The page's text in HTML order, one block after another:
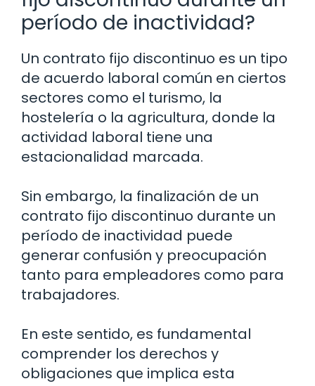
período de inactividad?
Un contrato fijo discontinuo es un tipo
de acuerdo laboral común en ciertos
sectores como el turismo, la
hostelería o la agricultura, donde la
actividad laboral tiene una
estacionalidad marcada.
Sin embargo, la finalización de un
contrato fijo discontinuo durante un
período de inactividad puede
generar confusión y preocupación
tanto para empleadores como para
trabajadores.
En este sentido, es fundamental
comprender los derechos y
obligaciones que implica esta